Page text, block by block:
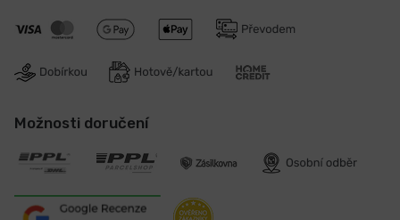
Možnosti doručení